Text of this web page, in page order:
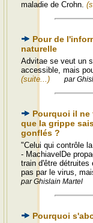
maladie de Crohn.
Pour de
naturelle
Advitae se veut un
accessible, mais
(suite...)
par
Pourquoi il
que la grippe
gonflés ?
"Celui qui contrôle
- MachiavelDe
train d'être
pas par le virus,
par Ghislain Martel
Pourquoi